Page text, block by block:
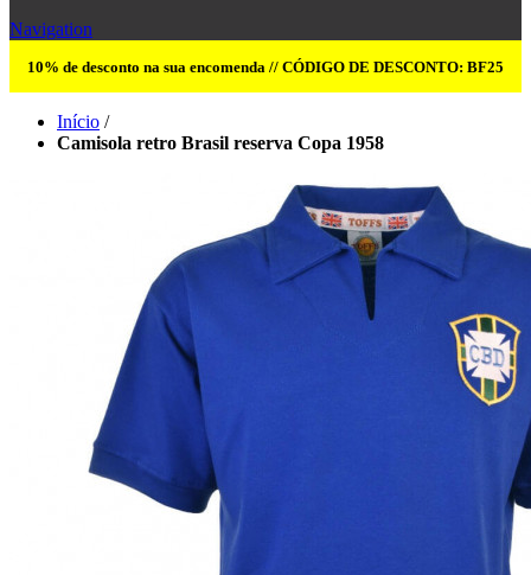
Navigation
10% de desconto na sua encomenda // CÓDIGO DE DESCONTO: BF25
Início /
Camisola retro Brasil reserva Copa 1958